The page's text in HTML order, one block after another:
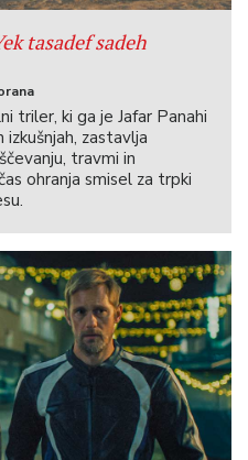
tasadef sadeh
triler, ki ga je Jafar Panahi
zastavlja
travmi in
ohranja smisel za trpki